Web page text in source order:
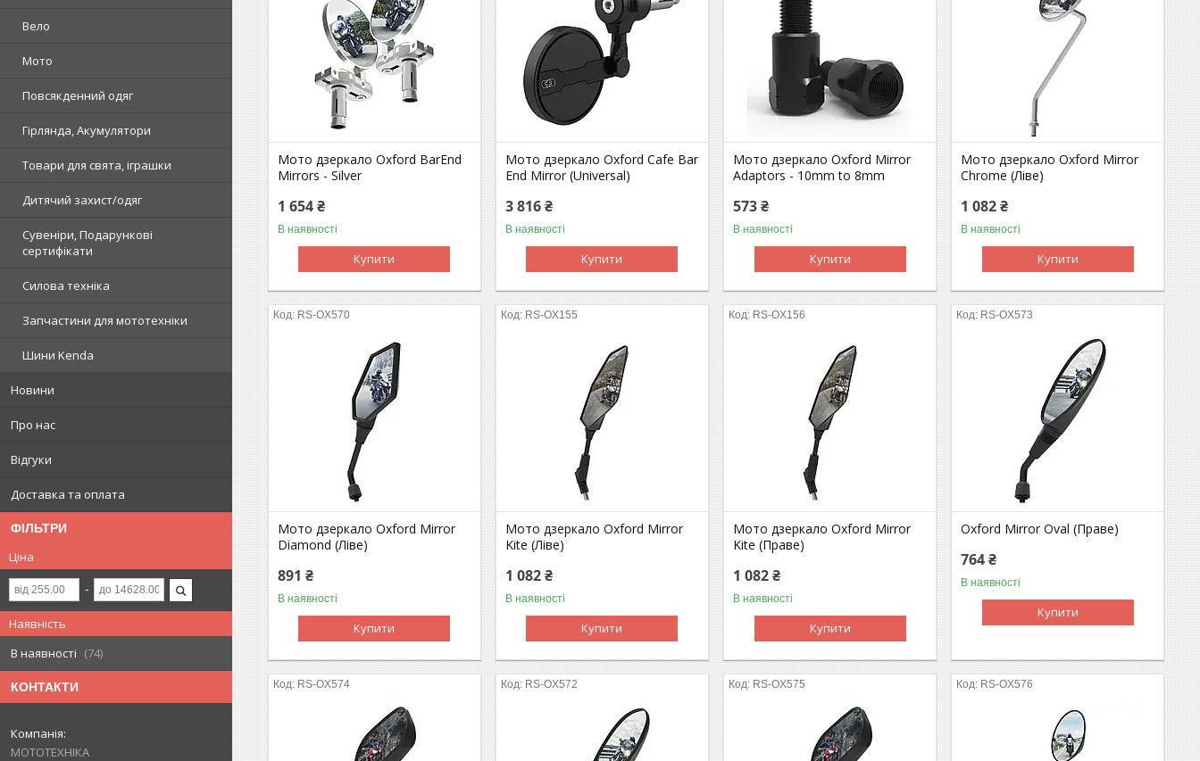
Вело
Мото
Повсякденний одяг
Гірлянда, Акумулятори
Товари для свята, іграшки
Дитячий захист/одяг
Сувеніри, Подарункові
сертифікати
Силова техніка
Запчастини для мототехніки
Шини Kenda
Новини
Про нас
Відгуки
Доставка та оплата
ФІЛЬТРИ
Ціна
Наявність
В наявності
74
КОНТАКТИ
МОТОТЕХНІКА
Мото дзеркало Oxford BarEnd
Mirrors - Silver
1 654 ₴
В наявності
Купити
Мото дзеркало Oxford Cafe Bar
End Mirror (Universal)
3 816 ₴
В наявності
Купити
Мото дзеркало Oxford Mirror
Adaptors - 10mm to 8mm
573 ₴
В наявності
Купити
Мото дзеркало Oxford Mirror
Chrome (Ліве)
1 082 ₴
В наявності
Купити
RS-OX570
Мото дзеркало Oxford Mirror
Diamond (Ліве)
891 ₴
В наявності
Купити
RS-OX155
Мото дзеркало Oxford Mirror
Kite (Ліве)
1 082 ₴
В наявності
Купити
RS-OX156
Мото дзеркало Oxford Mirror
Kite (Праве)
1 082 ₴
В наявності
Купити
RS-OX573
Oxford Mirror Oval (Праве)
764 ₴
В наявності
Купити
RS-OX574 RS-OX572 RS-OX575 RS-OX576